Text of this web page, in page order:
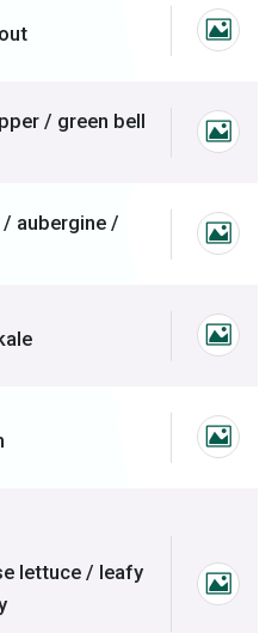
彙 豆芽菜
豆
彙 青椒
/ green bell
青
彙 茄子
aubergine /
茄
彙 芥藍菜
芥
彙 莧菜
莧
苣 / 葉萵苣/A菜
彙 本島萵苣 / 葉萵苣
lettuce / leafy
本